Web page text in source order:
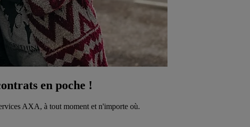
en poche !
AXA, à tout moment et n'importe où.